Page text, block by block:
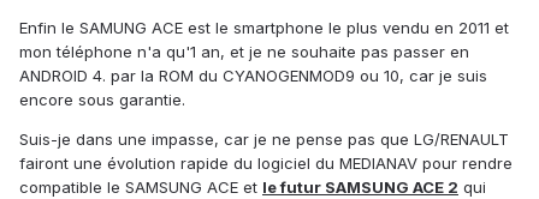
Enfin le SAMUNG ACE est le smartphone le plus vendu en 2011 et
mon téléphone n'a qu'1 an, et je ne souhaite pas passer en
ANDROID 4. par la ROM du CYANOGENMOD9 ou 10, car je suis
encore sous garantie.
Suis-je dans une impasse, car je ne pense pas que LG/RENAULT
fairont une évolution rapide du logiciel du MEDIANAV pour rendre
compatible le SAMSUNG ACE et le futur SAMSUNG ACE 2 qui